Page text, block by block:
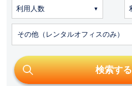
その他（レンタルオフィスのみ）